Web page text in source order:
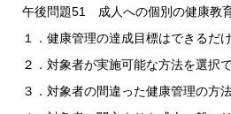
午後問題51 成人への個別の健康教
１．健康管理の達成目標はできるだ
２．対象者が実施可能な方法を選択
３．対象者の間違った健康管理の方